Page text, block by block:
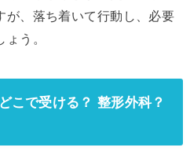
が、落ち着いて行動し、必要
う。
こで受ける？ 整形外科？